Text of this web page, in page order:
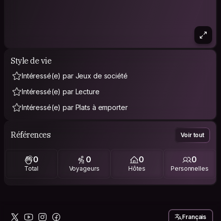
Style de vie
Intéressé(e) par Jeux de société
Intéressé(e) par Lecture
Intéressé(e) par Plats à emporter
Références Voir tout
0
Total
0
Voyageurs
0
Hôtes
0
Personnelles
Français